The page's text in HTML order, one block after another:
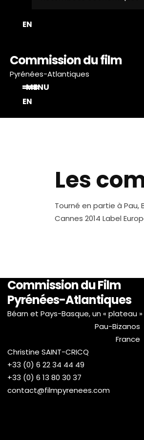
EN
Commission du film
Pyrénées-Atlantiques
MENU
EN
Les
Tourné en partie à
Cannes 2014 Label
Commission du Film
Pyrénées-Atlantiques
Béarn et Pays-Basque, un « plateau
Pau-Bizanos
France
Christine SAINT-CRICQ
+33 (0) 6 22 34 44 49
+33 (0) 6 13 80 30 37
contact@filmpyrenees.com